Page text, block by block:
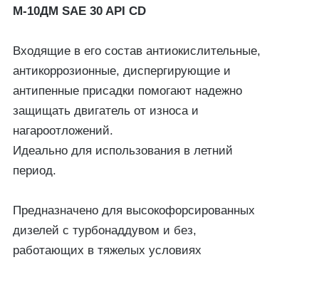
М-10ДМ SAE 30 API CD
Входящие в его состав антиокислительные,
антикоррозионные, диспергирующие и
антипенные присадки помогают надежно
защищать двигатель от износа и
нагароотложений.
Идеально для использования в летний
период.
Предназначено для высокофорсированных
дизелей с турбонаддувом и без,
работающих в тяжелых условиях